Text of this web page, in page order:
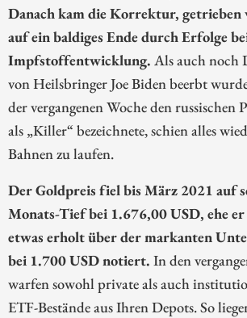
Danach kam die Korrektur,
auf ein baldiges Ende durch Erfolge
Impfstoffentwicklung. Als auch noch
von Heilsbringer Joe Biden beerbt
der vergangenen Woche den russischen
als „Killer“ bezeichnete, schien alles
Bahnen zu laufen.
Der Goldpreis fiel bis März 2021 auf
Monats-Tief bei 1.676,00 USD, ehe
etwas erholt über der markanten
bei 1.700 USD notiert. In den
warfen sowohl private als auch
ETF-Bestände aus Ihren Depots. So